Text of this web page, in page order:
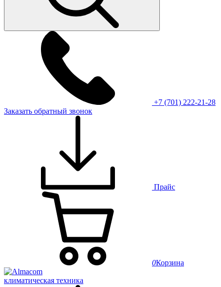
+7 (701) 222-21-28
Заказать обратный звонок
Прайс
0Корзина
климатическая техника